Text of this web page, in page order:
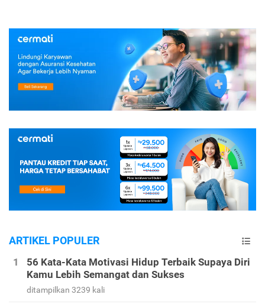
ARTIKEL POPULER
56 Kata-Kata Motivasi Hidup Terbaik Supaya Diri
Kamu Lebih Semangat dan Sukses
ditampilkan 3239 kali